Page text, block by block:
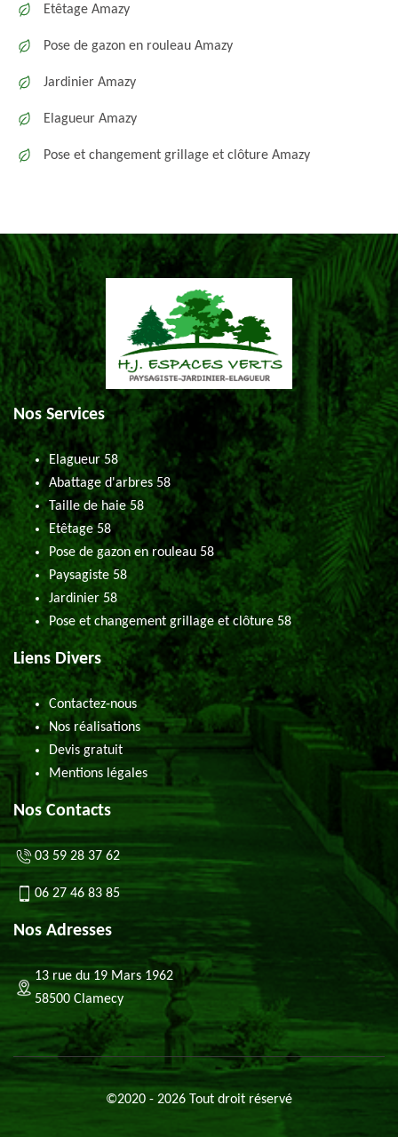
Etêtage Amazy
Pose de gazon en rouleau Amazy
Jardinier Amazy
Elagueur Amazy
Pose et changement grillage et clôture Amazy
Nos Services
Elagueur 58
Abattage d'arbres 58
Taille de haie 58
Etêtage 58
Pose de gazon en rouleau 58
Paysagiste 58
Jardinier 58
Pose et changement grillage et clôture 58
Liens Divers
Contactez-nous
Nos réalisations
Devis gratuit
Mentions légales
Nos Contacts
03 59 28 37 62
06 27 46 83 85
Nos Adresses
13 rue du 19 Mars 1962
58500 Clamecy
©2020 - 2026 Tout droit réservé